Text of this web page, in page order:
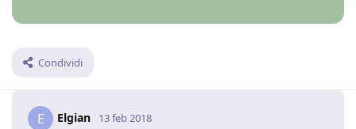
Condividi
E Elgian 13 feb 2018